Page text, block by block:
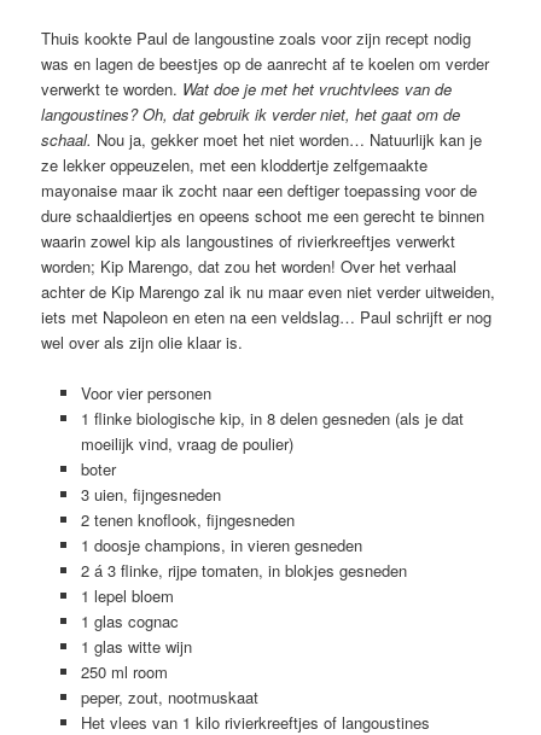
Thuis kookte Paul de langoustine zoals voor zijn recept nodig
was en lagen de beestjes op de aanrecht af te koelen om verder
verwerkt te worden. Wat doe je met het vruchtvlees van de
langoustines? Oh, dat gebruik ik verder niet, het gaat om de
schaal. Nou ja, gekker moet het niet worden… Natuurlijk kan je
ze lekker oppeuzelen, met een kloddertje zelfgemaakte
mayonaise maar ik zocht naar een deftiger toepassing voor de
dure schaaldiertjes en opeens schoot me een gerecht te binnen
waarin zowel kip als langoustines of rivierkreeftjes verwerkt
worden; Kip Marengo, dat zou het worden! Over het verhaal
achter de Kip Marengo zal ik nu maar even niet verder uitweiden,
iets met Napoleon en eten na een veldslag… Paul schrijft er nog
wel over als zijn olie klaar is.
Voor vier personen
1 flinke biologische kip, in 8 delen gesneden (als je dat
moeilijk vind, vraag de poulier)
boter
3 uien, fijngesneden
2 tenen knoflook, fijngesneden
1 doosje champions, in vieren gesneden
2 á 3 flinke, rijpe tomaten, in blokjes gesneden
1 lepel bloem
1 glas cognac
1 glas witte wijn
250 ml room
peper, zout, nootmuskaat
Het vlees van 1 kilo rivierkreeftjes of langoustines